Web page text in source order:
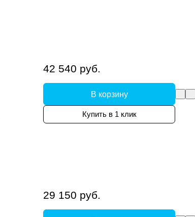
42 540 руб.
В корзину
Купить в 1 клик
29 150 руб.